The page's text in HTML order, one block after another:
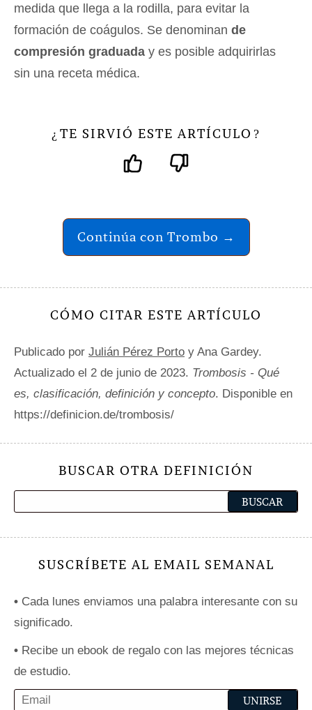
medida que llega a la rodilla, para evitar la
formación de coágulos. Se denominan de
compresión graduada y es posible adquirirlas
sin una receta médica.
¿ TE SIRVIÓ ESTE ARTÍCULO ?
Continúa con Trombo →
CÓMO CITAR ESTE ARTÍCULO
Publicado por Julián Pérez Porto y Ana Gardey.
Actualizado el 2 de junio de 2023. Trombosis - Qué
es, clasificación, definición y concepto. Disponible en
https://definicion.de/trombosis/
BUSCAR OTRA DEFINICIÓN
SUSCRÍBETE AL EMAIL SEMANAL
• Cada lunes enviamos una palabra interesante con su
significado.
• Recibe un ebook de regalo con las mejores técnicas
de estudio.